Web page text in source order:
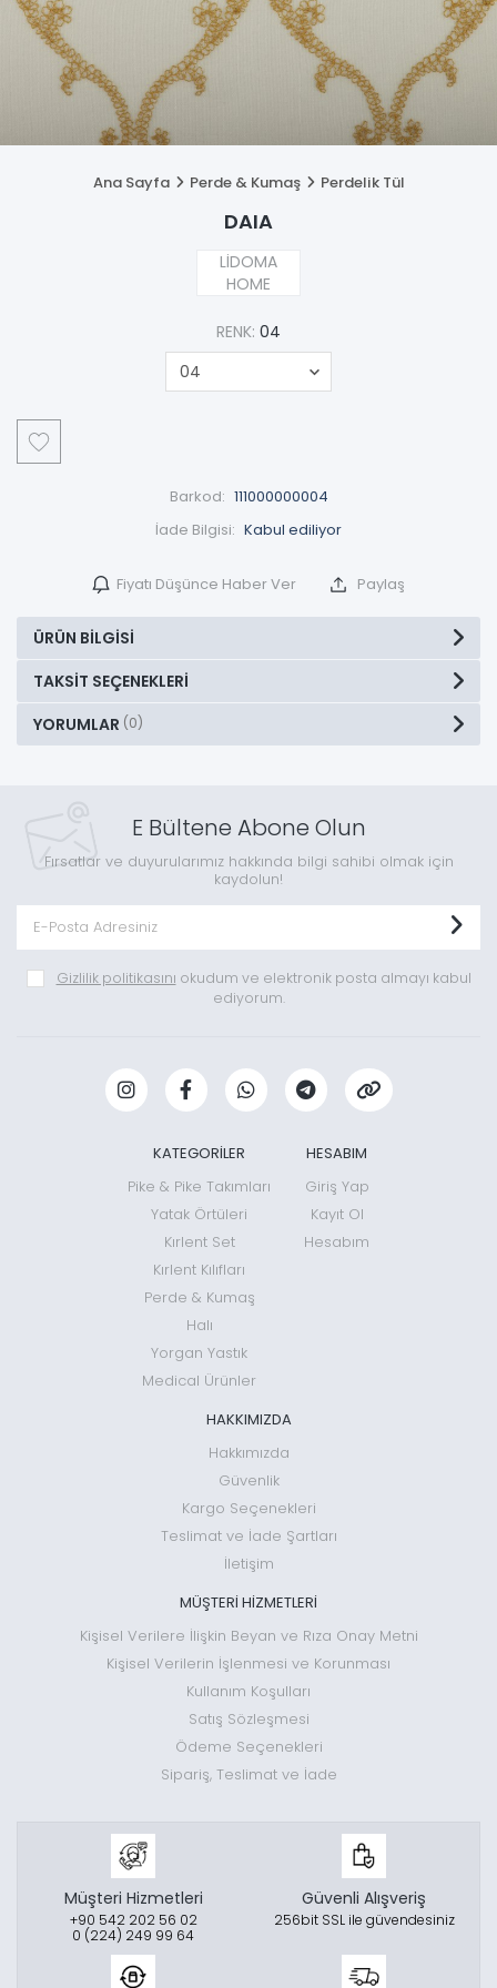
Ana Sayfa Perde & Kumaş Perdelik Tül
DAIA
LİDOMA
HOME
RENK: 04
Barkod: 111000000004
İade Bilgisi:
Fiyatı Düşünce Haber Ver Paylaş
ÜRÜN BILGISI
TAKSIT SEÇENEKLERI
YORUMLAR (0)
E Bültene Abone Olun
Fırsatlar ve duyurularımız hakkında bilgi sahibi olmak için
kaydolun!
Gizlilik politikasını okudum ve elektronik posta almayı kabul
ediyorum.
KATEGORİLER
Pike & Pike Takımları
Yatak Örtüleri
Kırlent Set
Kırlent Kılıfları
Perde & Kumaş
Halı
Yorgan Yastık
Medical Ürünler
HESABIM
Giriş Yap
Kayıt Ol
Hesabım
HAKKIMIZDA
Hakkımızda
Güvenlik
Kargo Seçenekleri
Teslimat ve İade Şartları
İletişim
MÜŞTERİ HİZMETLERİ
Kişisel Verilere İlişkin Beyan ve Rıza Onay Metni
Kişisel Verilerin İşlenmesi ve Korunması
Kullanım Koşulları
Satış Sözleşmesi
Ödeme Seçenekleri
Sipariş, Teslimat ve İade
Müşteri Hizmetleri
+90 542 202 56 02
0 (224) 249 99 64
Güvenli Alışveriş
256bit SSL ile güvendesiniz